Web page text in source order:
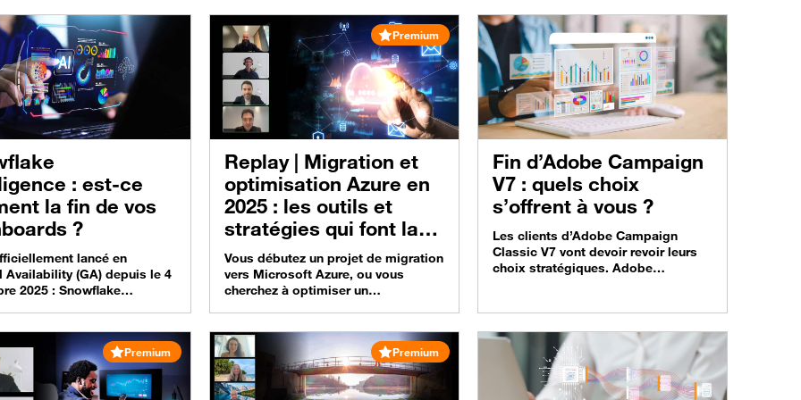
mobiles en décisions
immédiates. Un webinar à
maintenant en replay… Un
cap en matière d’analyse
Flux Vision, la solution
par Orange Business
les…
aujourd’hui, les enjeux de sécurité,
de flexibilité, de coûts et de
modernisation amènent de
nombreuses organisations à
envisager une transition vers Azure
Virtual Desktop (AVD). Le point avec
nos experts dans un…
365, découvrez comment Copilot
Chat devient la porte d’entrée
naturelle à l’intelligence artificielle
et comment vous lancer dans
l’utilisation de l’IA traditionnelle et
de l’IA agentique. Un webinar animé
par nos…
: est-ce
la fin de vos
?
lancé en
Availability (GA) depuis le 4
2025 : Snowflake
! La révolution en marche
promet d’analyser vos
tout en discutant. De quoi
s’il est toujours
Premium
Replay |
optimisation Azure en
2025 : les outils et
stratégies qui font la
différence
Vous débutez un projet de migration
vers Microsoft Azure, ou vous
cherchez à optimiser un
actionnable pour maximiser la
valeur de vos investissements
cloud. Un webinar à revoir en
replay… Cloud Azure : reprenez le
Fin d’Adobe Campaign
V7 : quels choix
s’offrent à vous ?
Les clients d’Adobe Campaign
Classic V7 vont devoir revoir leurs
choix stratégiques. Adobe
31 mars 2027 seulement. Ce délai
fixe une fenêtre temporelle claire
pour préparer une décision
structurée (upgrade, remplacement
ou transformation). Quels choix
s’offrent à vous ? Quel est le plus…
Premium Premium